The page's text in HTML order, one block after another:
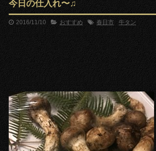
今日の仕入れ〜♫
2016/11/10 おすすめ 春日市 牛タン